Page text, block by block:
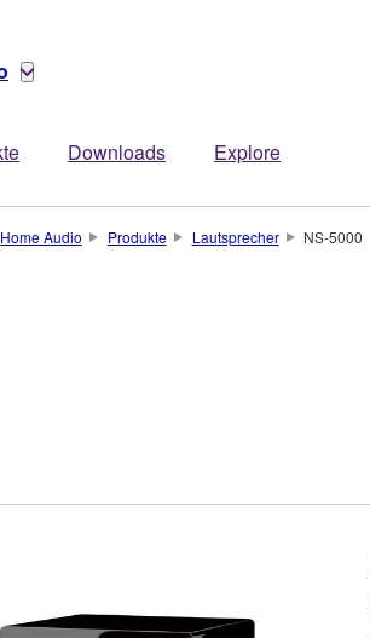
Downloads Explore
Home Audio Produkte Lautsprecher NS-5000